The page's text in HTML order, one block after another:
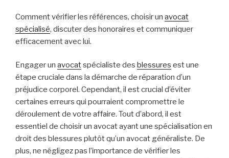
Comment vérifier les références, choisir un avocat
spécialisé, discuter des honoraires et communiquer
efficacement avec lui.
Engager un avocatspécialiste des blessures est une
étape cruciale dans la démarche de réparation d’un
préjudice corporel. Cependant, il est crucial d’éviter
certaines erreurs qui pourraient compromettre le
déroulement de votre affaire. Tout d’abord, il est
essentiel de choisir un avocat ayant une spécialisation en
droit des blessures plutôt qu’un avocat généraliste. De
plus, ne négligez pas l’importance de vérifier les